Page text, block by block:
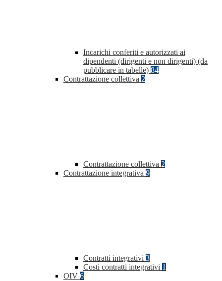
Incarichi conferiti e autorizzati ai
dipendenti (dirigenti e non dirigenti) (da
pubblicare in tabelle) 84
Contrattazione collettiva 2
Contrattazione collettiva 2
Contrattazione integrativa 9
Contratti integrativi 3
Costi contratti integrativi 1
OIV 6